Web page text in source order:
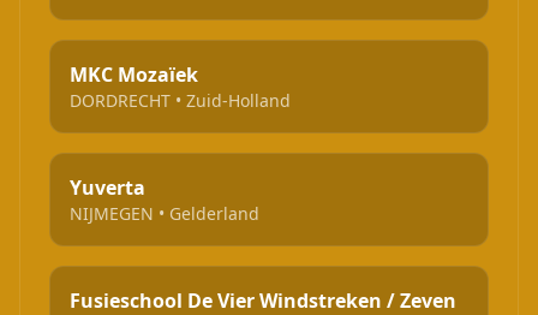
MKC Mozaïek
DORDRECHT • Zuid-Holland
Yuverta
NIJMEGEN • Gelderland
Fusieschool De Vier Windstreken / Zeven